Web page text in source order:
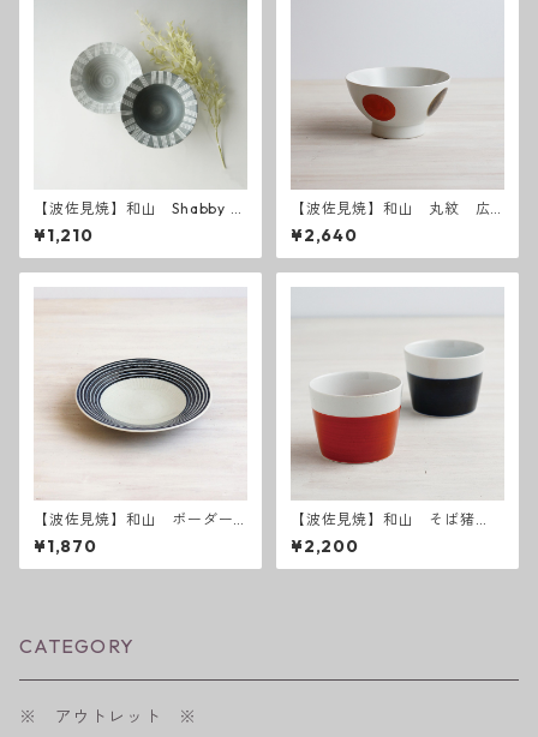
【波佐見焼】和山 Shabby c
hic style ボウルS ( ダークグ
レー ／ ライトグレー ）
¥1,210
【波佐見焼】和山 丸紋 広
東丼 小 - 赤 -
¥2,640
【波佐見焼】和山 ボーダー
柄 「藍駒」6寸皿
¥1,870
【波佐見焼】和山 そば猪
口 半青・半赤2個セット
¥2,200
CATEGORY
※ アウトレット ※